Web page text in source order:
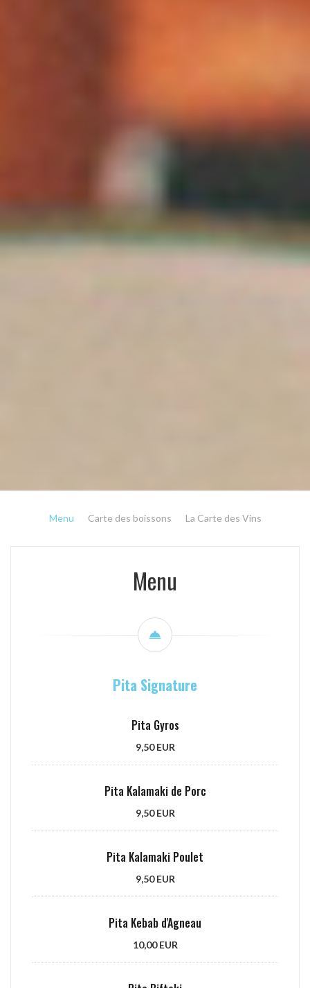
Menu Carte des boissons La Carte des Vins
Menu
Pita Signature
Pita Gyros
9,50 EUR
Pita Kalamaki de Porc
9,50 EUR
Pita Kalamaki Poulet
9,50 EUR
Pita Kebab d'Agneau
10,00 EUR